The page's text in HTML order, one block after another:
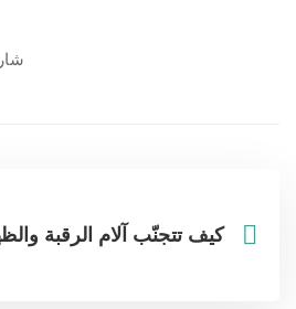
كيف تتجنّب آلام الرقبة